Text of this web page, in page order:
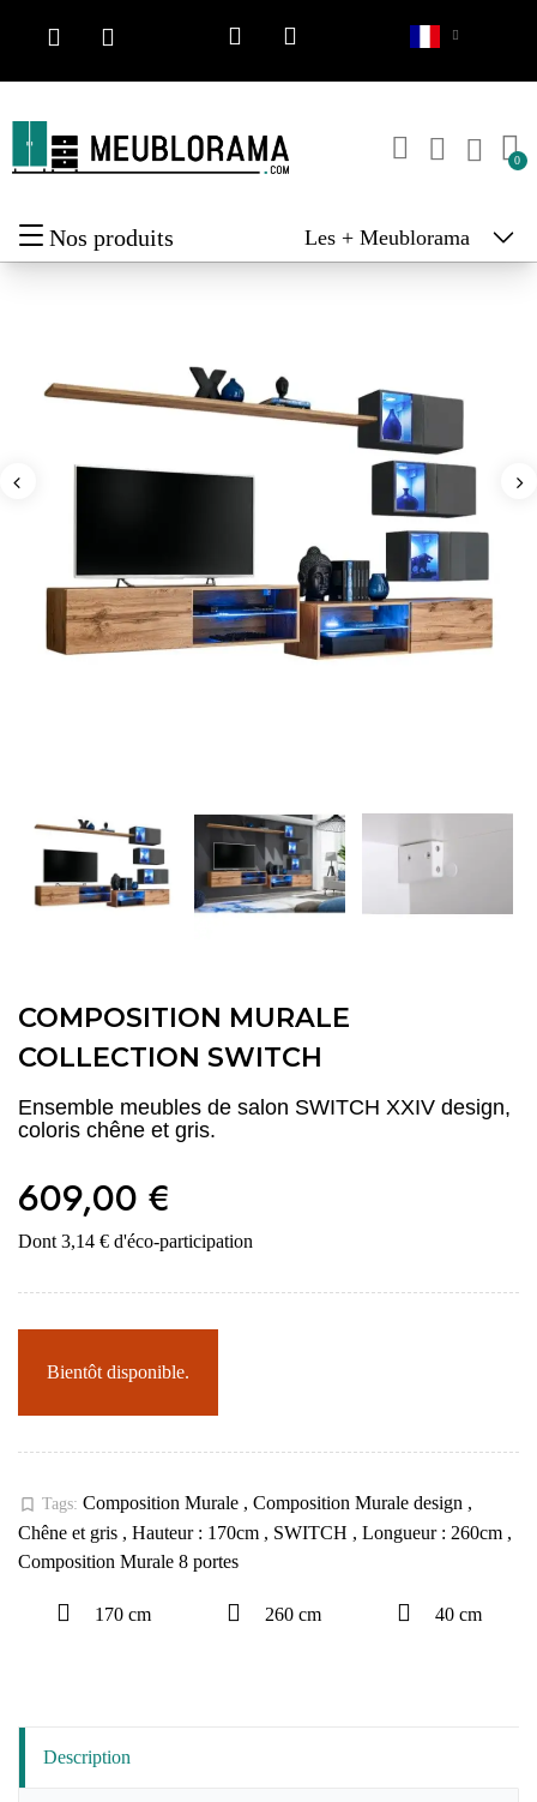
Nos produits Les + Meublorama
COMPOSITION MURALE
COLLECTION SWITCH
Ensemble meubles de salon SWITCH XXIV design,
coloris chêne et gris.
609,00 €
Dont 3,14 € d'éco-participation
Bientôt disponible.
bookmark_border Tags: Composition Murale , Composition Murale design ,
Chêne et gris , Hauteur : 170cm , SWITCH , Longueur : 260cm ,
Composition Murale 8 portes
170 cm 260 cm 40 cm
Description